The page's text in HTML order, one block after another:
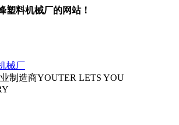
塑料机械厂的网站！
制造商YOUTER LETS YOU